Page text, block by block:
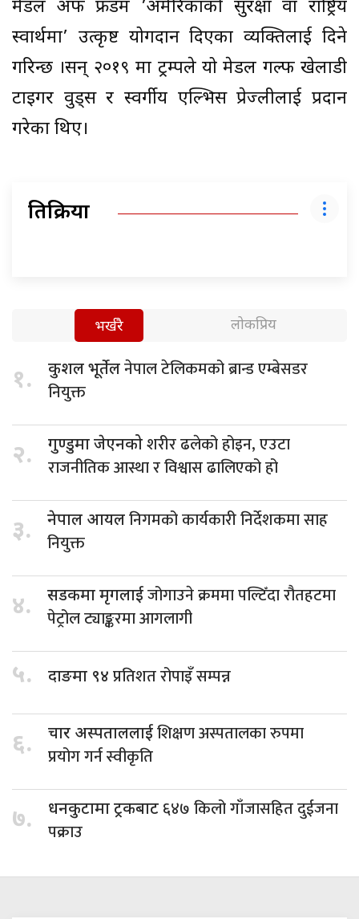
मेडल अफ फ्रीडम ’अमेरिकाको सुरक्षा वा राष्ट्रिय
स्वार्थमा’ उत्कृष्ट योगदान दिएका व्यक्तिलाई दिने
गरिन्छ ।सन् २०१९ मा ट्रम्पले यो मेडल गल्फ खेलाडी
टाइगर वुड्स र स्वर्गीय एल्भिस प्रेज्लीलाई प्रदान
गरेका थिए।
प्रतिक्रिया
भर्खरै लोकप्रिय
१. कुशल भूर्तेलनेपाल टेलिकमको ब्रान्ड एम्बेसडर
नियुक्त
२. गुण्डुमा जेएनकोशरीर ढलेको होइन, एउटा
राजनीतिक आस्था र विश्वास ढालिएको हो
३. नेपाल आयलनिगमको कार्यकारी निर्देशकमा साह
नियुक्त
४. सडकमा मृगलाईजोगाउने क्रममा पल्टिँदा रौतहटमा
पेट्रोल ट्याङ्करमा आगलागी
५. दाङमा ९४ प्रतिशत रोपाइँ सम्पन्न
६. चार अस्पताललाईशिक्षण अस्पतालका रुपमा
प्रयोग गर्न स्वीकृति
७. धनकुटामा ट्रकबाट ६४७ किलो गाँजासहित दुईजना
पक्राउ